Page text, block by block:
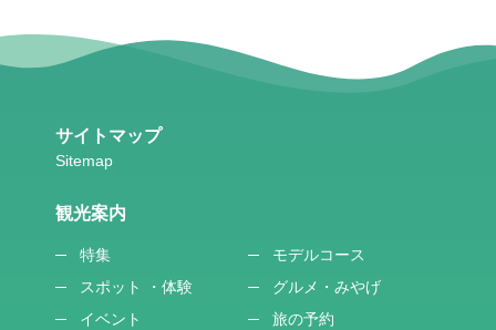
サイトマップ
観光案内
特集
モデルコース
スポット ・体験
グルメ・みやげ
イベント
旅の予約